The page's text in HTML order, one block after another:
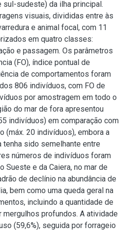
sudeste) da ilha principal.
visuais, divididas entre às
e animal focal, com 11
em quatro classes:
e passagem. Os parâmetros
(FO), índice pontual de
de comportamentos foram
806 indivíduos, com FO de
por amostragem em todo o
do mar de fora apresentou
indivíduos) em comparação com
(máx. 20 indivíduos), embora a
sido semelhante entre
números de indivíduos foram
Sueste e da Caiera, no mar de
de declínio na abundância de
bem como uma queda geral na
incluindo a quantidade de
profundos. A atividade
(59,6%), seguida por forrageio